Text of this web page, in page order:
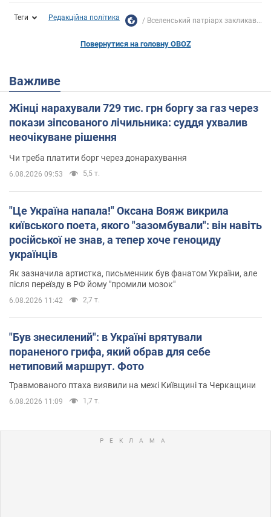
Теги Редакційна політика Вселенський патріарх закликав...
Повернутися на головну OBOZ
Важливе
Жінці нарахували 729 тис. грн боргу за газ через
покази зіпсованого лічильника: суддя ухвалив
неочікуване рішення
Чи треба платити борг через донарахування
6.08.2026 09:53 5,5 т.
"Це Україна напала!" Оксана Вояж викрила
київського поета, якого "зазомбували": він навіть
російської не знав, а тепер хоче геноциду
українців
Як зазначила артистка, письменник був фанатом України, але
після переїзду в РФ йому "промили мозок"
6.08.2026 11:42 2,7 т.
"Був знесилений": в Україні врятували
пораненого грифа, який обрав для себе
нетиповий маршрут. Фото
Травмованого птаха виявили на межі Київщині та Черкащини
6.08.2026 11:09 1,7 т.